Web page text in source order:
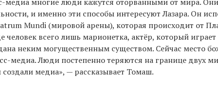
и именно эти способы интересуют Лазара. Он
Mundi (мировой арены), которая происходит от
человек всего лишь марионетка, актёр, который
неким могущественным существом. Сейчас место
медиа. Люди постепенно теряются на границе двух
медиа», — рассказывает Томаш.